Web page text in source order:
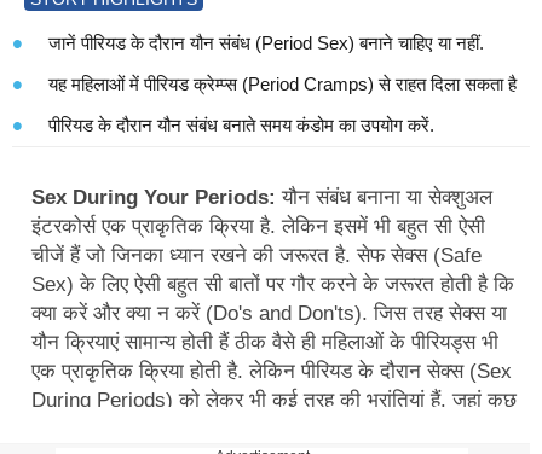
यह महिलाओं में पीरियड क्रेम्प्स (Period Cramps) से राहत दिला सकता है
पीरियड के दौरान यौन संबंध बनाते समय कंडोम का उपयोग करें.
Sex During Your Periods:यौन संबंध बनाना या सेक्शुअल
चीजें हैं जो जिनका ध्यान रखने की जरूरत है. सेफ सेक्स (Safe
Sex) के लिए ऐसी बहुत सी बातों पर गौर करने के जरूरत होती है कि
क्या करें और क्या न करें (Do's and Don'ts). जिस तरह सेक्स या
यौन क्रियाएं सामान्य होती हैं ठीक वैसे ही महिलाओं के पीरियड्स भी
एक प्राकृतिक क्रिया होती है. लेकिन पीरियड के दौरान सेक्स (Sex
During Periods) को लेकर भी कई तरह की भ्रांतियां हैं. जहां कुछ
लोग इस दौरान यौन संबंध बनाने से पूरी तरह बचते हैं, तो कुछ लोगों
को इसमें कुछ गुरेज नहीं होता. फिर भी लोग इस बात को लेकर दुविधा
में रहते हैं कि पीरियड के दौरान यौन संबंध (Period Sex) बनाने
Advertisement